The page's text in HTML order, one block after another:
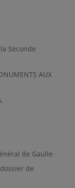
Seconde
AUX
de Gaulle
de